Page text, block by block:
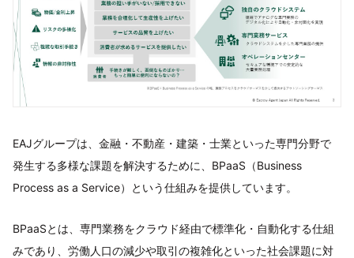
EAJグループは、金融・不動産・建築・士業といった専門分野で
発生する多様な課題を解決するために、BPaaS（Business
Process as a Service）という仕組みを提供しています。
BPaaSとは、専門業務をクラウド経由で標準化・自動化する仕組
みであり、労働人口の減少や取引の複雑化といった社会課題に対